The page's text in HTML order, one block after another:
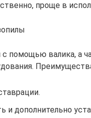
проще в
помощью валика, а
и дополнительно